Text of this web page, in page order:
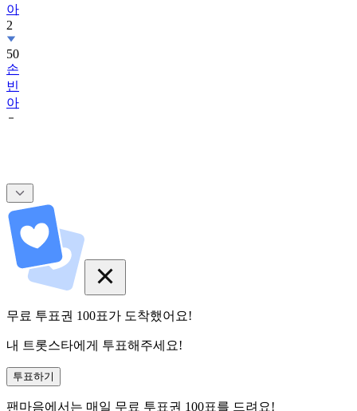
아
2
50
손
빈
아
무료 투표권 100표가 도착했어요!
내 트롯스타에게 투표해주세요!
투표하기
팬마음에서는 매일 무료 투표권 100표를 드려요!